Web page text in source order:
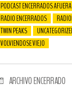
PODCAST ENCERRADOS AFUERA
RADIO ENCERRADOS
TWIN PEAKS
VOLVIENDOSE VIEJO
ARCHIVO ENCERRADO